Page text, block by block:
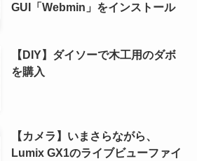
GUI「Webmin」をインストール
【DIY】ダイソーで木工用のダボ
を購入
【カメラ】いまさらながら、
Lumix GX1のライブビューファイ